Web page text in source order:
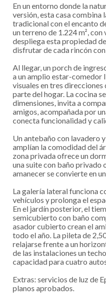
En un entorno donde la
versión, esta casa combina
tradicional con el encanto
un terreno de 1.224 m², con
despliega esta propiedad
disfrutar de cada rincón
Al llegar, un porch de
a un amplio estar-comedor
visuales en tres direcciones
parte del hogar. La cocina
dimensiones, invita a
amigos, acompañada por
conecta funcionalidad y
Un antebaño con lavadero
amplían la comodidad del
zona privada ofrece un
una suite con baño privado
amanecer se convierte en
La galería lateral funciona
vehículos y prolonga el
En el jardín posterior, el
semicubierto con baño
asador cubierto crean el
todo el año. La pileta de
relajarse frente a un
de las instalaciones un
capacidad para cuatro
Extras: servicios de luz de
planos aprobados.